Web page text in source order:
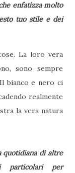
enfatizza molto
tuo stile e dei
La loro vera
sono sempre
bianco e nero ci
realmente
la vera natura
quotidiana di altre
particolari per